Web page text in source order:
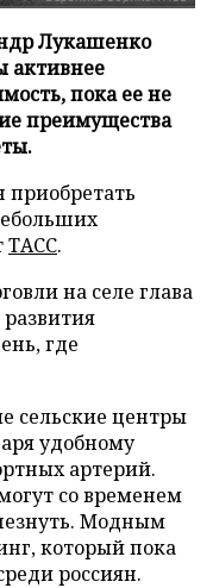
Лукашенко
активнее
пока ее не
преимущества
ТАСС.
на селе глава
где
сельские центры
удобному
артерий.
со временем
Модным
который пока
россиян.